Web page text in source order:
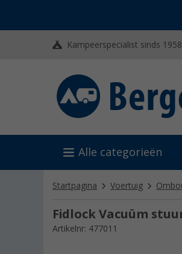
Kampeerspecialist sinds 1958
Alle categorieën
Startpagina Voertuig
Fidlock Vacuüm
Artikelnr: 477011